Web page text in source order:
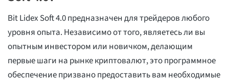
Bit Lidex Soft 4.0 предназначен для трейдеров любого
уровня опыта. Независимо от того, являетесь ли вы
опытным инвестором или новичком, делающим
первые шаги на рынке криптовалют, это программное
обеспечение призвано предоставить вам необходимые